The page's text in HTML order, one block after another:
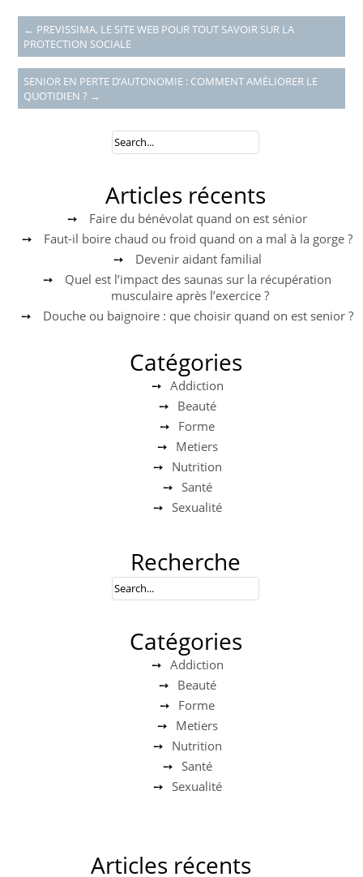
← PREVISSIMA, LE SITE WEB POUR TOUT SAVOIR SUR LA
PROTECTION SOCIALE
SENIOR EN PERTE D’AUTONOMIE : COMMENT AMÉLIORER LE
QUOTIDIEN ? →
Articles récents
Faire du bénévolat quand on est sénior
Faut-il boire chaud ou froid quand on a mal à la gorge ?
Devenir aidant familial
Quel est l’impact des saunas sur la récupération
musculaire après l’exercice ?
Douche ou baignoire : que choisir quand on est senior ?
Catégories
Addiction
Beauté
Forme
Metiers
Nutrition
Santé
Sexualité
Recherche
Catégories
Addiction
Beauté
Forme
Metiers
Nutrition
Santé
Sexualité
Articles récents